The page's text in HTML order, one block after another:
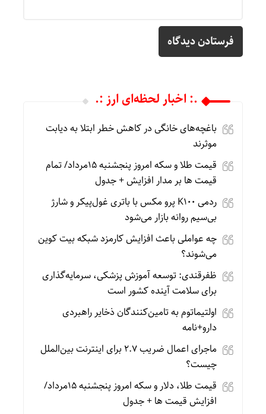
.: اخبار لحظه‌ای ارز :.
باغچه‌های خانگی در کاهش خطر ابتلا به دیابت
موثرند
قیمت طلا و سکه امروز پنجشنبه 15مرداد/ تمام
قیمت ها بر مدار افزایش + جدول
ردمی K100 پرو مکس با باتری غول‌پیکر و شارژ
بی‌سیم روانه بازار می‌شود
چه عواملی باعث افزایش کارمزد شبکه بیت کوین
می‌شوند؟
ظفرقندی: توسعه آموزش پزشکی، سرمایه‌گذاری
برای سلامت آینده کشور است
اولتیماتوم به تامین‌کنندگان ذخایر راهبردی
دارو+نامه
ماجرای اعمال ضریب ۲.۷ برای اینترنت بین‌الملل
چیست؟
قیمت طلا، دلار و سکه امروز پنجشنبه 15مرداد/
افزایش قیمت ها + جدول